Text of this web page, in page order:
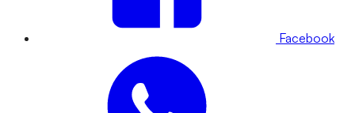
Facebook